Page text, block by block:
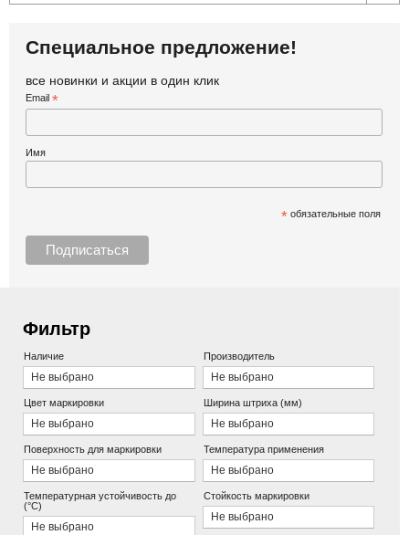
Фильтр
Наличие
Не выбрано
Производитель
Не выбрано
Цвет маркировки
Не выбрано
Ширина штриха (мм)
Не выбрано
Поверхность для маркировки
Не выбрано
Температура применения
Не выбрано
Температурная устойчивость до
(°С)
Не выбрано
Стойкость маркировки
Не выбрано
Специальное предложение!
все новинки и акции в один клик
Email *
Имя
*обязательные поля